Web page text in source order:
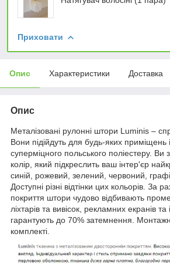
Приховати
Опис Характеристики Доставка
Опис
Металізовані рулонні штори Luminis –
Вони підійдуть для будь-яких приміщень
суперміцного польського поліестеру. Ви
колір, який підкреслить ваш інтер'єр
синій, рожевий, зелений, червоний,
Доступні різні відтінки цих кольорів. За
покриття штори чудово відбивають
ліхтарів та вивісок, рекламних екранів
гарантують до 70% затемнення.
комплекті.